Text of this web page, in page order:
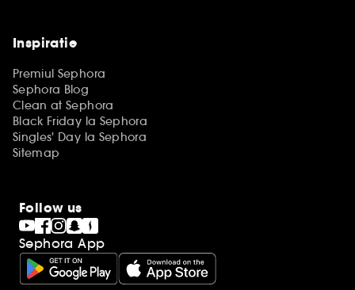
Inspiratie
Premiul Sephora
Sephora Blog
Clean at Sephora
Black Friday la Sephora
Singles' Day la Sephora
Sitemap
Follow us
Sephora App